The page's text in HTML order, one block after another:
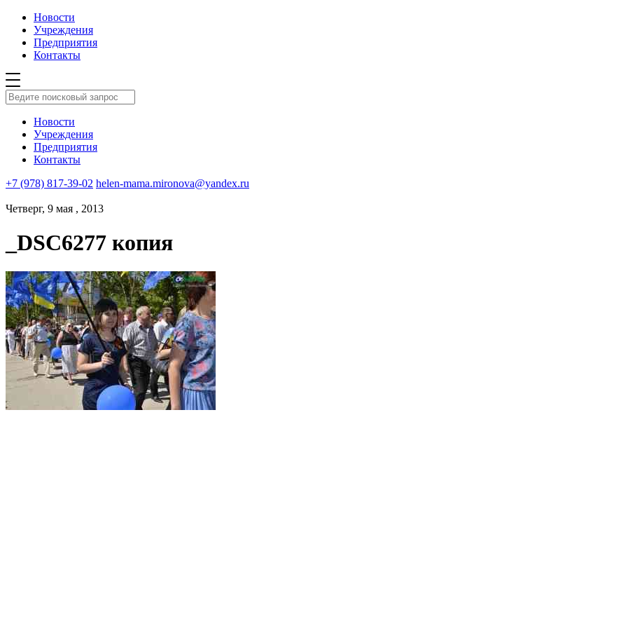
Новости
Учреждения
Предприятия
Контакты
Новости
Учреждения
Предприятия
Контакты
+7 (978) 817-39-02 helen-mama.mironova@yandex.ru
Четверг, 9 мая , 2013
_DSC6277 копия